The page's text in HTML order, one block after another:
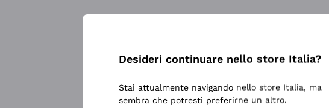
Desideri continuare nello store Italia?
Stai attualmente navigando nello store Italia, ma
sembra che potresti preferirne un altro.